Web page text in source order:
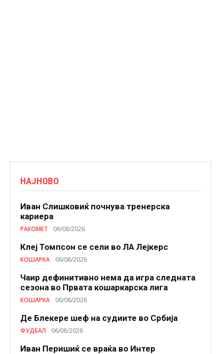
НАЈНОВО
Иван Слишковиќ почнува тренерска
кариера
РАКОМЕТ 06/08/2026
Клеј Томпсон се сели во ЛА Лејкерс
КОШАРКА 06/08/2026
Чаир дефинитивно нема да игра следната
сезона во Првата кошаркарска лига
КОШАРКА 06/08/2026
Де Блекере шеф на судиите во Србија
ФУДБАЛ 06/08/2026
Иван Перишиќ се враќа во Интер